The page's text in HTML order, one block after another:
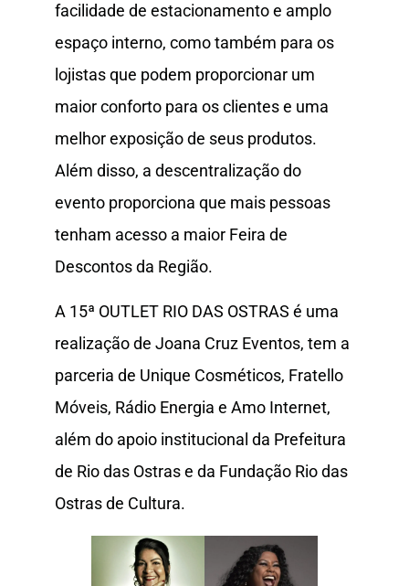
facilidade de estacionamento e amplo
espaço interno, como também para os
lojistas que podem proporcionar um
maior conforto para os clientes e uma
melhor exposição de seus produtos.
Além disso, a descentralização do
evento proporciona que mais pessoas
tenham acesso a maior Feira de
Descontos da Região.
A 15ª OUTLET RIO DAS OSTRAS é uma
realização de Joana Cruz Eventos, tem a
parceria de Unique Cosméticos, Fratello
Móveis, Rádio Energia e Amo Internet,
além do apoio institucional da Prefeitura
de Rio das Ostras e da Fundação Rio das
Ostras de Cultura.